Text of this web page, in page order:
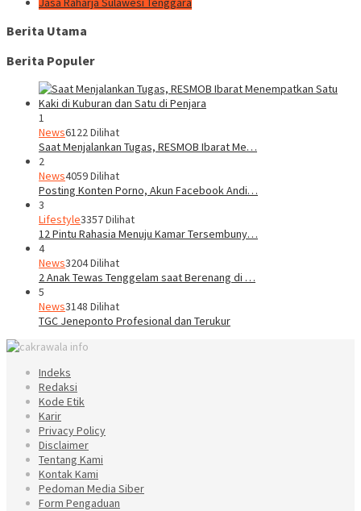
Berita Utama
Berita Populer
1
News6122 Dilihat
Saat Menjalankan Tugas, RESMOB Ibarat Me…
2
News4059 Dilihat
Posting Konten Porno, Akun Facebook Andi…
3
Lifestyle3357 Dilihat
12 Pintu Rahasia Menuju Kamar Tersembuny…
4
News3204 Dilihat
2 Anak Tewas Tenggelam saat Berenang di …
5
News3148 Dilihat
TGC Jeneponto Profesional dan Terukur
Indeks
Redaksi
Kode Etik
Karir
Privacy Policy
Disclaimer
Tentang Kami
Kontak Kami
Pedoman Media Siber
Form Pengaduan